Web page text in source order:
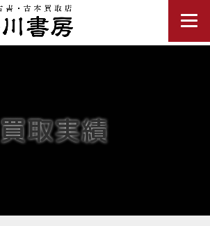
買取実績